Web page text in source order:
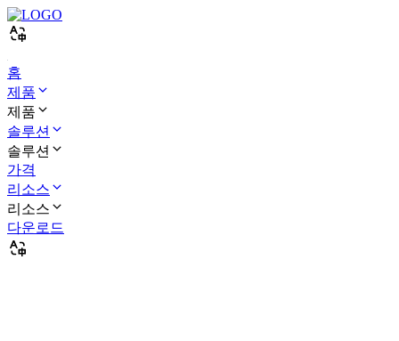
홈
제품
제품
솔루션
솔루션
가격
리소스
리소스
다운로드